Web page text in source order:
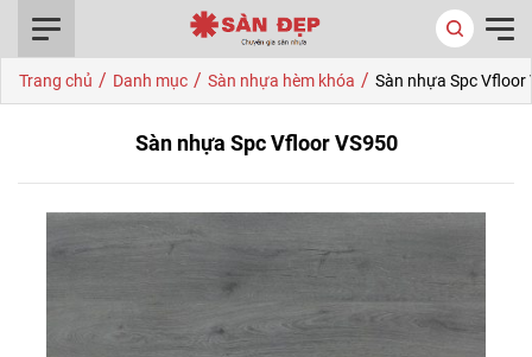
Trang chủ / Danh mục / Sàn nhựa hèm khóa / Sàn nhựa Spc Vfloor
Sàn nhựa Spc Vfloor VS950